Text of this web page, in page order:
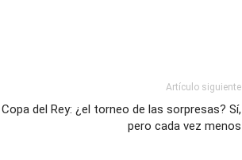
Artículo siguiente
del Rey: ¿el torneo de las sorpresas? Sí,
pero cada vez menos